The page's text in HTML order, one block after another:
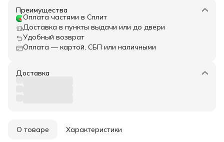
Преимущества
Оплата частями в Сплит
Доставка в пункты выдачи или до двери
Удобный возврат
Оплата — картой, СБП или наличными
Доставка
О товаре Характеристики